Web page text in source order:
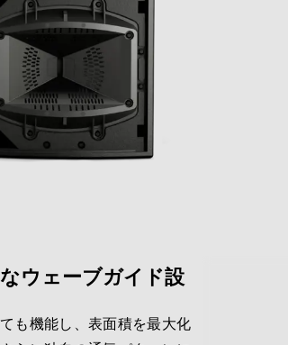
ウェーブガイド設
も機能し、表面積を最大化